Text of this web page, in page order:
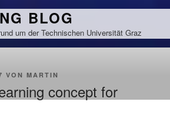
BLOG
um der Technischen Universität Graz
VON MARTIN
concept for